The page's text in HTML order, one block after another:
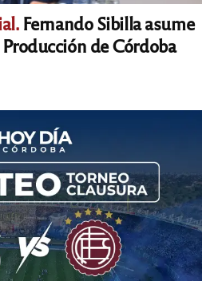
Fernando Sibilla asume
de Córdoba